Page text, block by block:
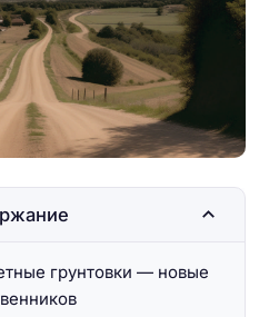
грунтовки — новые